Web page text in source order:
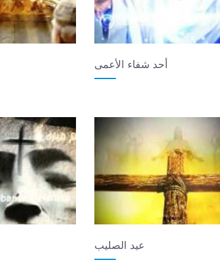
أحد شفاء الأعمى
عيد الصليب